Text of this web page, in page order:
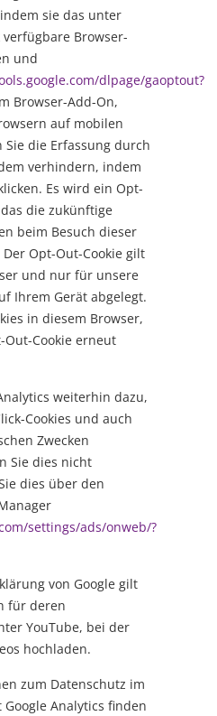
sie das unter
Browser-
und
dlpage/gaoptout?
Browser-Add-On,
auf mobilen
Sie die Erfassung durch
verhindern, indem
Es wird ein Opt-
die zukünftige
beim Besuch dieser
Opt-Out-Cookie gilt
und nur für unsere
Ihrem Gerät abgelegt.
in diesem Browser,
Out-Cookie erneut
weiterhin dazu,
Cookies und auch
Zwecken
Sie dies nicht
dies über den
settings/ads/onweb/?
von Google gilt
für deren
YouTube, bei der
hochladen.
zum Datenschutz im
Analytics finden